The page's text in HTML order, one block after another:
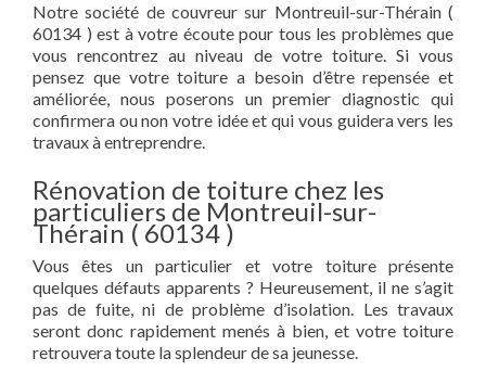
Notre société de couvreur sur Montreuil-sur-Thérain (
60134 ) est à votre écoute pour tous les problèmes que
vous rencontrez au niveau de votre toiture. Si vous
pensez que votre toiture a besoin d’être repensée et
améliorée, nous poserons un premier diagnostic qui
confirmera ou non votre idée et qui vous guidera vers les
travaux à entreprendre.
Rénovation de toiture chez les
particuliers de Montreuil-sur-
Thérain ( 60134 )
Vous êtes un particulier et votre toiture présente
quelques défauts apparents ? Heureusement, il ne s’agit
pas de fuite, ni de problème d’isolation. Les travaux
seront donc rapidement menés à bien, et votre toiture
retrouvera toute la splendeur de sa jeunesse.